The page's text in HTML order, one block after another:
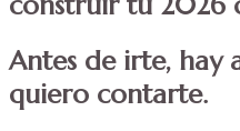
Antes de irte, hay
quiero contarte.